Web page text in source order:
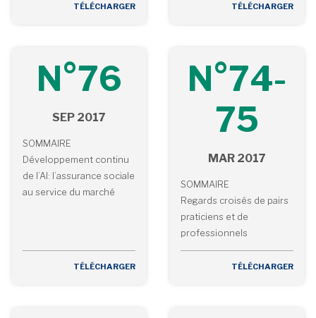
TÉLÉCHARGER TÉLÉCHARGER
N°76
SEP 2017
SOMMAIRE
Développement continu
de l’AI: l’assurance sociale
au service du marché
TÉLÉCHARGER
N°74-
75
MAR 2017
SOMMAIRE
Regards croisés de pairs
praticiens et de
professionnels
TÉLÉCHARGER